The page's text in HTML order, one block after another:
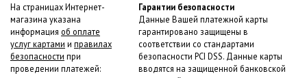
На страницах Интернет-
магазина указана
информация об оплате
услуг картами и правилах
безопасности при
проведении платежей:
Гарантии безопасности
Данные Вашей платежной карты
гарантировано защищены в
соответствии со стандартами
безопасности PCI DSS. Данные карты
вводятся на защищенной банковской